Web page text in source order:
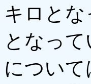
キロと
となっ
につい